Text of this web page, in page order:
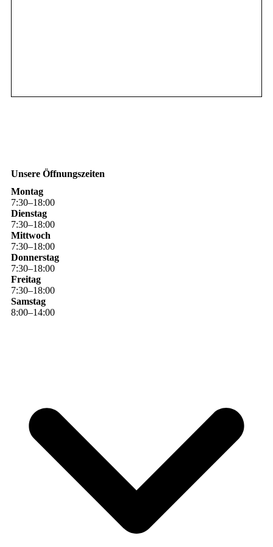
Unsere Öffnungszeiten
Montag
7:30–18:00
Dienstag
7:30–18:00
Mittwoch
7:30–18:00
Donnerstag
7:30–18:00
Freitag
7:30–18:00
Samstag
8:00–14:00